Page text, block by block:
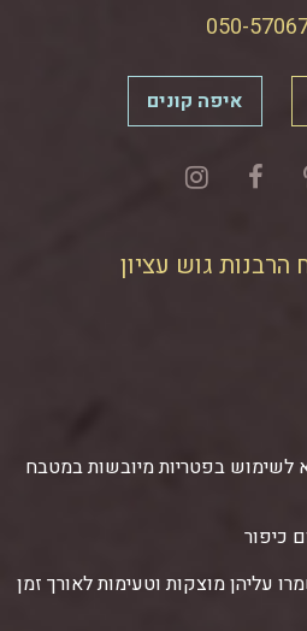
050-
איפה קונים
גוש עציון
לשימוש בפטריות מיובשות במטבח
כיפור
עליהן מוצקות וטעימות לאורך זמן